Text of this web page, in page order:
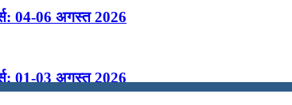
04-06 अगस्त 2026
01-03 अगस्त 2026